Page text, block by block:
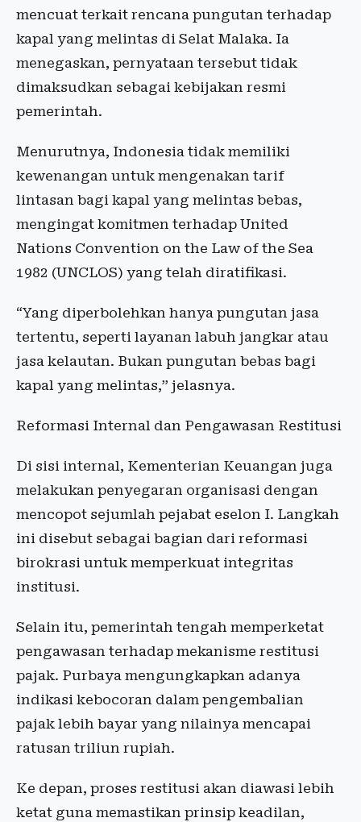
mencuat terkait rencana pungutan terhadap
kapal yang melintas di Selat Malaka. Ia
menegaskan, pernyataan tersebut tidak
dimaksudkan sebagai kebijakan resmi
pemerintah.
Menurutnya, Indonesia tidak memiliki
kewenangan untuk mengenakan tarif
lintasan bagi kapal yang melintas bebas,
mengingat komitmen terhadap United
Nations Convention on the Law of the Sea
1982 (UNCLOS) yang telah diratifikasi.
“Yang diperbolehkan hanya pungutan jasa
tertentu, seperti layanan labuh jangkar atau
jasa kelautan. Bukan pungutan bebas bagi
kapal yang melintas,” jelasnya.
Reformasi Internal dan Pengawasan Restitusi
Di sisi internal, Kementerian Keuangan juga
melakukan penyegaran organisasi dengan
mencopot sejumlah pejabat eselon I. Langkah
ini disebut sebagai bagian dari reformasi
birokrasi untuk memperkuat integritas
institusi.
Selain itu, pemerintah tengah memperketat
pengawasan terhadap mekanisme restitusi
pajak. Purbaya mengungkapkan adanya
indikasi kebocoran dalam pengembalian
pajak lebih bayar yang nilainya mencapai
ratusan triliun rupiah.
Ke depan, proses restitusi akan diawasi lebih
ketat guna memastikan prinsip keadilan,